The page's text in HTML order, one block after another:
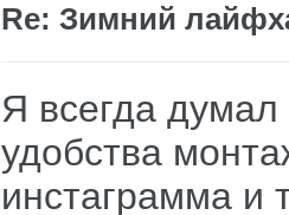
Re: Зимний
Я всегда
удобства
инстаграмма и